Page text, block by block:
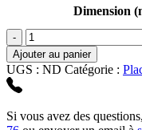
Dimension
quantité
de
California
Gold
Ajouter au panier
UGS : ND Catégorie :
Si vous avez des